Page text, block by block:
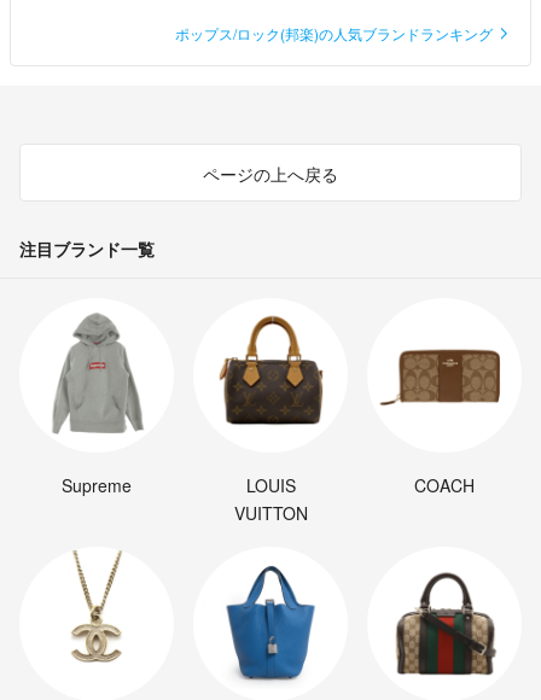
ポップス/ロック(邦楽)の人気ブランドランキング
ページの上へ戻る
注目ブランド一覧
Supreme
LOUIS
VUITTON
COACH